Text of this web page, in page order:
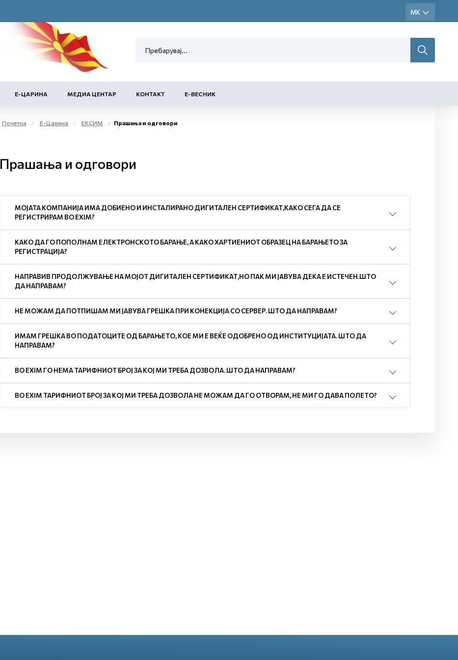
Е-ЦАРИНА МЕДИА ЦЕНТАР КОНТАКТ Е-ВЕСНИК
Почетна Е-Царина ЕКСИМ Прашања и одговори
Прашања и одговори
МОЈАТА КОМПАНИЈА ИМА ДОБИЕНО И ИНСТАЛИРАНО ДИГИТАЛЕН СЕРТИФИКАТ,КАКО СЕГА ДА СЕ
РЕГИСТРИРАМ ВО ЕXIM?
КАКО ДА ГО ПОПОЛНАМ ЕЛЕКТРОНСКОТО БАРАЊЕ, А КАКО ХАРТИЕНИОТ ОБРАЗЕЦ НА БАРАЊЕТО ЗА
РЕГИСТРАЦИЈА?
НАПРАВИВ ПРОДОЛЖУВАЊЕ НА МОЈОТ ДИГИТАЛЕН СЕРТИФИКАТ,НО ПАК МИ ЈАВУВА ДЕКА Е ИСТЕЧЕН.ШТО
ДА НАПРАВАМ?
НЕ МОЖАМ ДА ПОТПИШАМ МИ ЈАВУВА ГРЕШКА ПРИ КОНЕКЦИЈА СО СЕРВЕР. ШТО ДА НАПРАВАМ?
ИМАМ ГРЕШКА ВО ПОДАТОЦИТЕ ОД БАРАЊЕТО, КОЕ МИ Е ВЕЌЕ ОДОБРЕНО ОД ИНСТИТУЦИЈАТА. ШТО ДА
НАПРАВАМ?
ВО EXIM ГО НЕМА ТАРИФНИОТ БРОЈ ЗА КОЈ МИ ТРЕБА ДОЗВОЛА. ШТО ДА НАПРАВАМ?
ВО EXIM ТАРИФНИОТ БРОЈ ЗА КОЈ МИ ТРЕБА ДОЗВОЛА НЕ МОЖАМ ДА ГО ОТВОРАМ, НЕ МИ ГО ДАВА ПОЛЕТО?